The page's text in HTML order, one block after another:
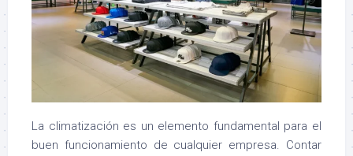
La climatización es un elemento fundamental para el
buen funcionamiento de cualquier empresa. Contar